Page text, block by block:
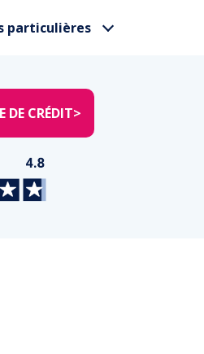
particulières
DE CRÉDIT>